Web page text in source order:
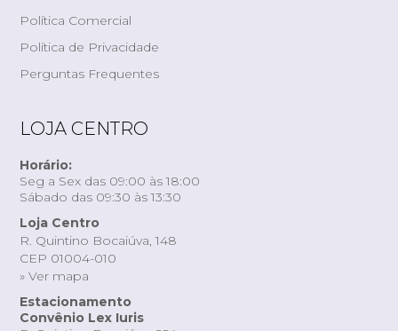
Política Comercial
Política de Privacidade
Perguntas Frequentes
LOJA CENTRO
Horário:
Seg a Sex das 09:00 às 18:00
Sábado das 09:30 às 13:30
Loja Centro
R. Quintino Bocaiúva, 148
CEP 01004-010
» Ver mapa
Estacionamento
Convênio Lex Iuris